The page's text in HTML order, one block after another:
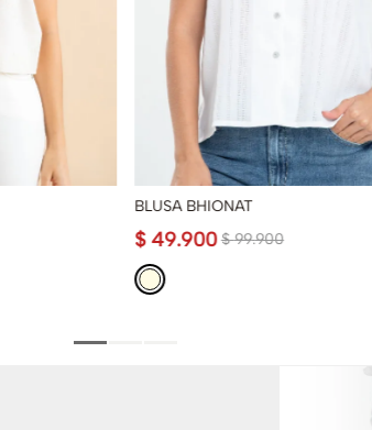
BLUSA BHIONAT
$ 99.900
$ 49.900